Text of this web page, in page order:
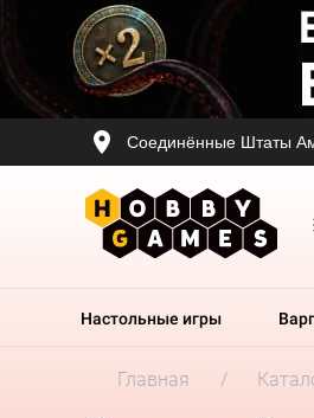
Соединённые Штаты
Настольные игры
Главная